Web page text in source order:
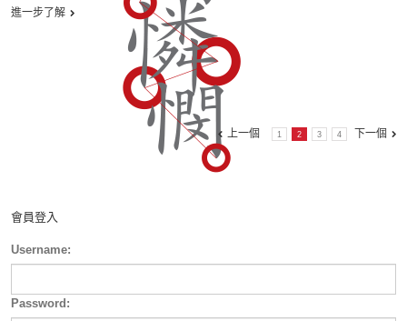
進一步了解
上一個 1 2 3 4 下一個
會員登入
Username:
Password: